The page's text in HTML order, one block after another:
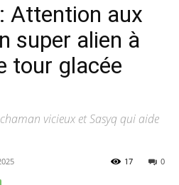
Attention aux
super alien à
tour glacée
vicieux et Sasyq qui aide
0
17